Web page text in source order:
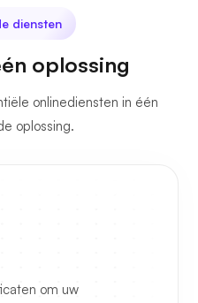
diensten
oplossing
onlinediensten in één
oplossing.
om uw